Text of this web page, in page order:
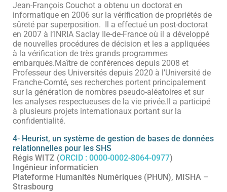
Jean-François Couchot a obtenu un doctorat en
informatique en 2006 sur la vérification de propriétés de
sûreté par superposition. Il a effectué un post-doctorat
en 2007 à l’INRIA Saclay Ile-de-France où il a développé
de nouvelles procédures de décision et les a appliquées
à la vérification de très grands programmes
embarqués.Maître de conférences depuis 2008 et
Professeur des Universités depuis 2020 à l’Université de
Franche-Comté, ses recherches portent principalement
sur la génération de nombres pseudo-aléatoires et sur
les analyses respectueuses de la vie privée.Il a participé
à plusieurs projets internationaux portant sur la
confidentialité.
4- Heurist, un système de gestion de bases de données
relationnelles pour les SHS
Régis WITZ (ORCID : 0000-0002-8064-0977)
Ingénieur informaticien
Plateforme Humanités Numériques (PHUN), MISHA –
Strasbourg